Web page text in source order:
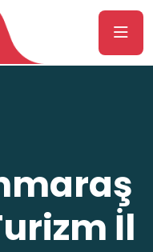
İl